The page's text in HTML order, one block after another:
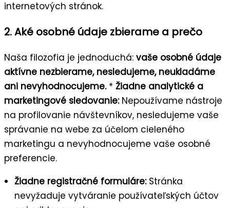
internetových stránok.
2. Aké osobné údaje zbierame a prečo
Naša filozofia je jednoduchá: vaše osobné údaje
aktívne nezbierame, nesledujeme, neukladáme
ani nevyhodnocujeme.* Žiadne analytické a
marketingové sledovanie:Nepoužívame nástroje
na profilovanie návštevníkov, nesledujeme vaše
správanie na webe za účelom cieleného
marketingu a nevyhodnocujeme vaše osobné
preferencie.
Žiadne registračné formuláre:Stránka
nevyžaduje vytváranie používateľských účtov